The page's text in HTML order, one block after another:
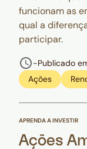
funcionam as
qual a
participar.
-Publicado
Ações
APRENDA A INVESTIR
Ações